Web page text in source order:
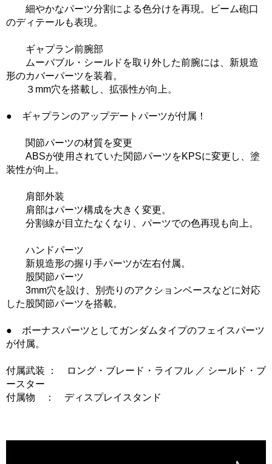
細やかなパーツ分割による色分けを再現。ビーム砲口
のディテールも表現。
ギャプラン前腕部
ムーバブル・シールドを取り外した前腕には、新規造
形のカバーパーツを装着。
３mm穴を搭載し、拡張性が向上。
● ギャプランのアップデートパーツが付属！
関節パーツの材質を変更
ABSが使用されていた関節パーツをKPSに変更し、塗
装性が向上。
肩部外装
肩部はパーツ構成を大きく変更。
分割線が目立たなくなり、パーツでの色再現も向上。
ハンドパーツ
新規造形の握り手パーツが左右付属。
股関節パーツ
3mm穴を設け、別売りのアクションベースなどに対応
した股関節パーツを搭載。
● ボーナスパーツとしてガンダムタイプのフェイスパーツ
が付属。
付属武装 ： ロング・ブレード・ライフル ／ シールド・ブ
ースター
付属物 ： ディスプレイスタンド